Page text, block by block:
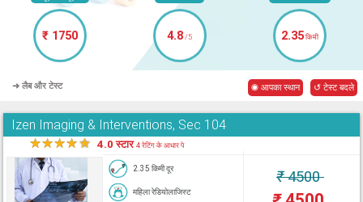
₹ 1750 4.8/5 2.35किमी
➜ लैब और टेस्ट ◉ आपका स्थान ↺ टेस्ट बदले
Izen Imaging & Interventions, Sec 104
★★★★★ 4.0 स्टार4 रेटिंग के आधार पे
2.35 किमी दूर
महिला रेडियोलाजिस्ट
₹4500